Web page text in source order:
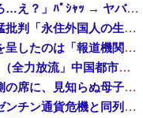
「エアコンから変な音がする。なんだろ…え？」ﾊﾟｼｬｯ → ヤバすぎる物が飛び出てくる・・・
日経社説、入管庁の永住許可厳格化を猛批判「永住外国人の生活保護受給をなくす目的、外国人の意欲をそがないか懸念」「外国人を一時的な労働力ではなく、...
沖縄県の玉城デニー知事、公開に疑問を呈したのは「報道機関による公開ではなく、公開タイミングなどに対するものだった」とよくわからない説明
中国「大洪水！」三峡ダム「9門開放！（全力放流」中国都市「三峡沿線の道路水没」中国政府「高速道路封鎖！」中国ダム「緊急放流に合わせて開門（土砂崩...
新幹線の指定席…早めに予約した通路側の席に、見知らぬ母子が。車掌の呼びかけにも「目を閉じて無視」して居座られました。無理やり奪われた席は、結局“...
【悲報】アメリカ政府、日本円をアルゼンチン通貨危機と同列扱いへ・・・